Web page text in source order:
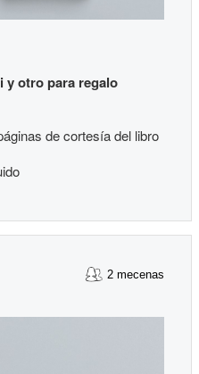
y otro para regalo
de cortesía del libro
2 mecenas